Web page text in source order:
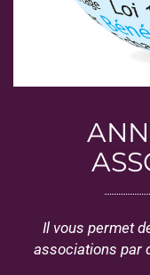
Il vous permet
associations par